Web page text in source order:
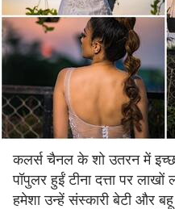
कलर्स चैनल के शो उतरन में
पॉपुलर हुईं टीना दत्ता पर
हमेशा उन्हें संस्कारी बेटी और